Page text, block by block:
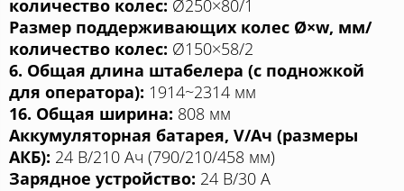
количество колес: Ø250×80/1
Размер поддерживающих колес Ø×w, мм/
количество колес: Ø150×58/2
6. Общая длина штабелера (с подножкой
для оператора): 1914~2314 мм
16. Общая ширина: 808 мм
Аккумуляторная батарея, V/Aч (размеры
АКБ): 24 В/210 Aч (790/210/458 мм)
Зарядное устройство: 24 В/30 A